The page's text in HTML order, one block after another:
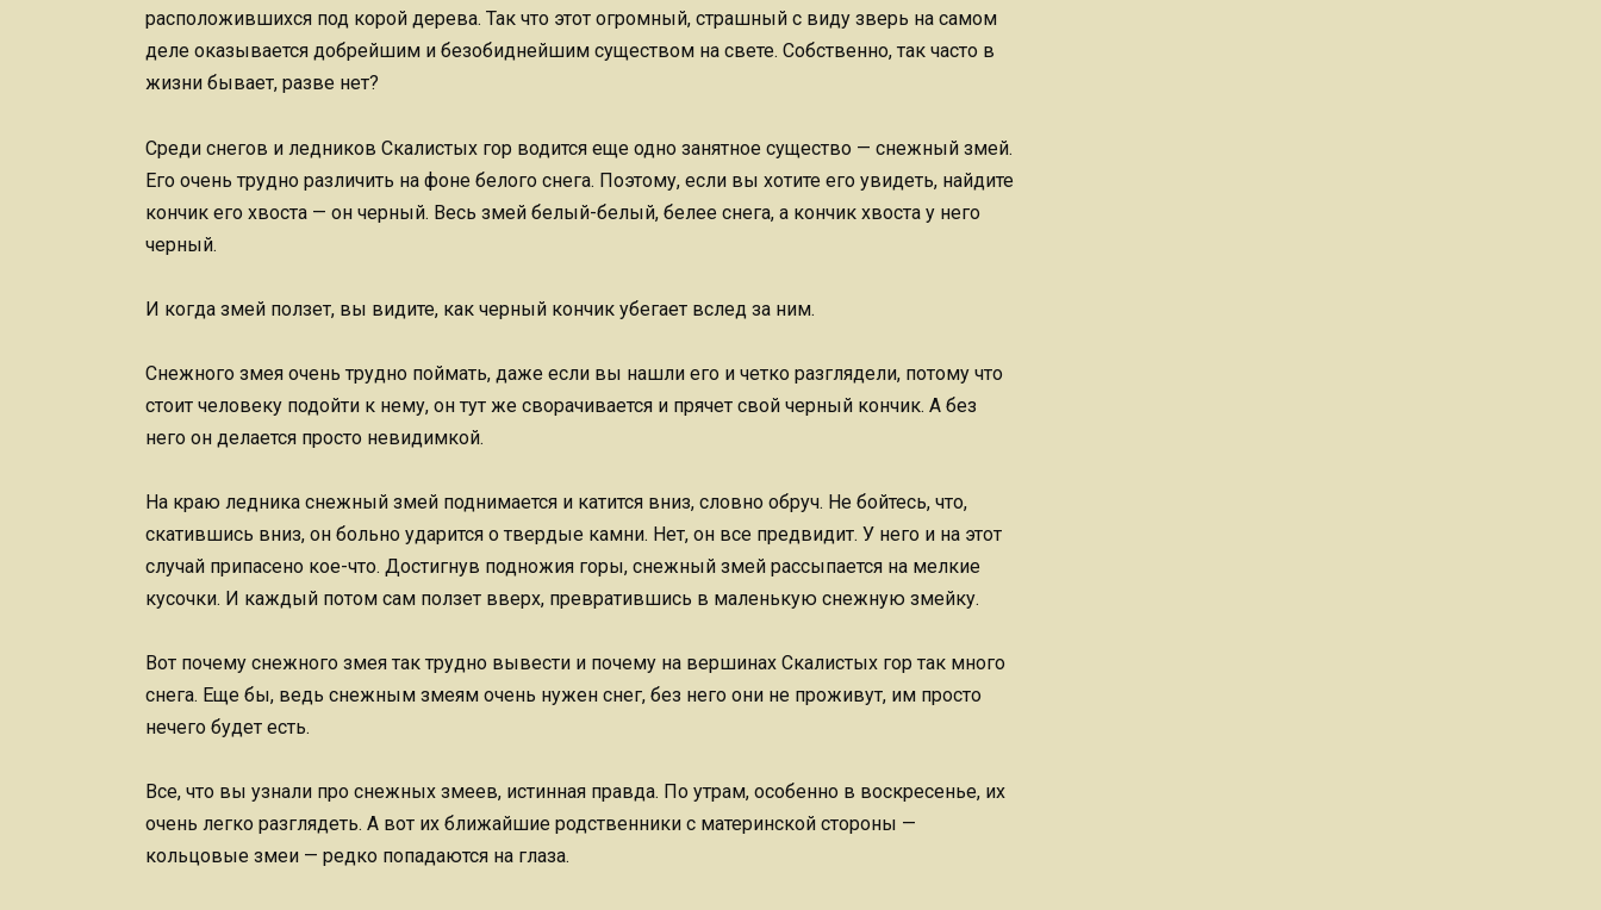
расположившихся под корой дерева. Так что этот огромный, страшный с виду зверь на самом
деле оказывается добрейшим и безобиднейшим существом на свете. Собственно, так часто в
жизни бывает, разве нет?
Среди снегов и ледников Скалистых гор водится еще одно занятное существо — снежный змей.
Его очень трудно различить на фоне белого снега. Поэтому, если вы хотите его увидеть, найдите
кончик его хвоста — он черный. Весь змей белый-белый, белее снега, а кончик хвоста у него
черный.
И когда змей ползет, вы видите, как черный кончик убегает вслед за ним.
Снежного змея очень трудно поймать, даже если вы нашли его и четко разглядели, потому что
стоит человеку подойти к нему, он тут же сворачивается и прячет свой черный кончик. А без
него он делается просто невидимкой.
На краю ледника снежный змей поднимается и катится вниз, словно обруч. Не бойтесь, что,
скатившись вниз, он больно ударится о твердые камни. Нет, он все предвидит. У него и на этот
случай припасено кое-что. Достигнув подножия горы, снежный змей рассыпается на мелкие
кусочки. И каждый потом сам ползет вверх, превратившись в маленькую снежную змейку.
Вот почему снежного змея так трудно вывести и почему на вершинах Скалистых гор так много
снега. Еще бы, ведь снежным змеям очень нужен снег, без него они не проживут, им просто
нечего будет есть.
Все, что вы узнали про снежных змеев, истинная правда. По утрам, особенно в воскресенье, их
очень легко разглядеть. А вот их ближайшие родственники с материнской стороны —
кольцовые змеи — редко попадаются на глаза.